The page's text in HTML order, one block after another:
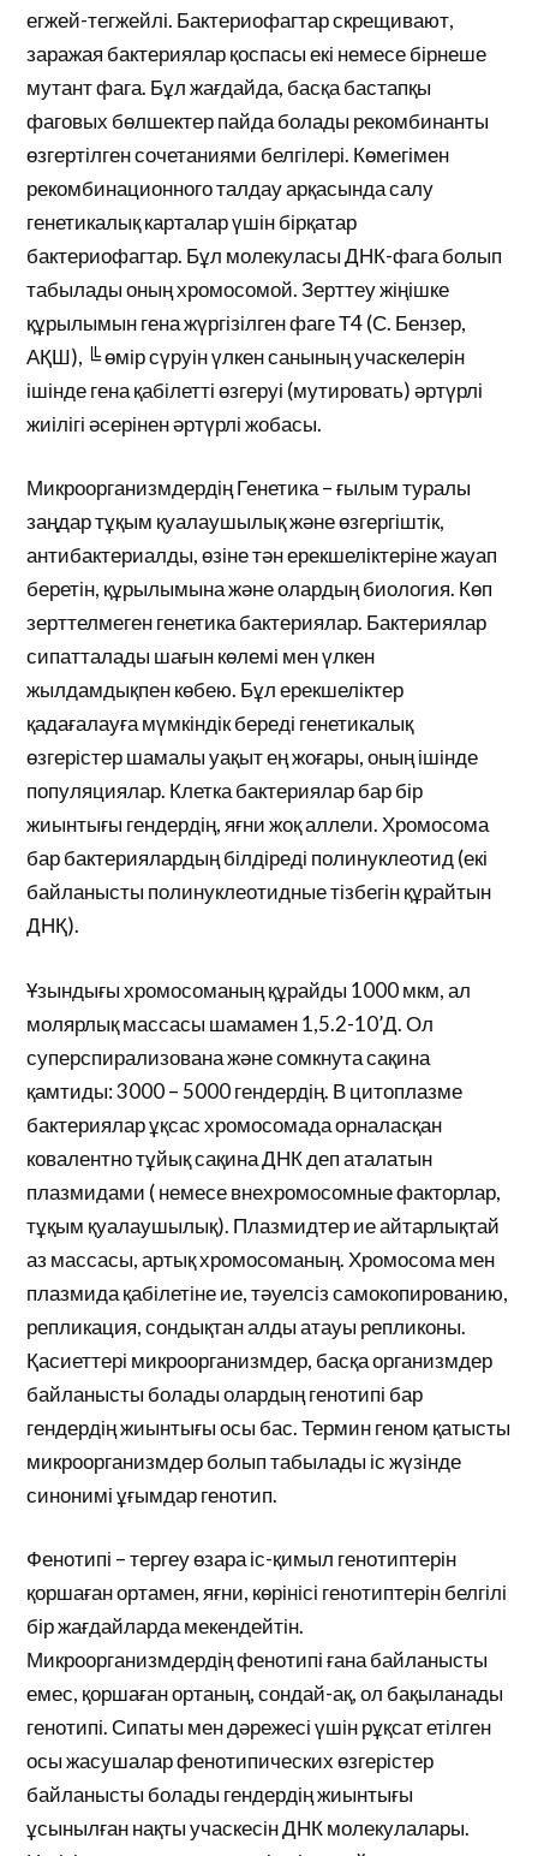
егжей-тегжейлі. Бактериофагтар скрещивают,
заражая бактериялар қоспасы екі немесе бірнеше
мутант фага. Бұл жағдайда, басқа бастапқы
фаговых бөлшектер пайда болады рекомбинанты
өзгертілген сочетаниями белгілері. Көмегімен
рекомбинационного талдау арқасында салу
генетикалық карталар үшін бірқатар
бактериофагтар. Бұл молекуласы ДНК-фага болып
табылады оның хромосомой. Зерттеу жіңішке
құрылымын гена жүргізілген фаге Т4 (С. Бензер,
АҚШ), ╚ өмір сүруін үлкен санының учаскелерін
ішінде гена қабілетті өзгеруі (мутировать) әртүрлі
жиілігі әсерінен әртүрлі жобасы.
Микроорганизмдердің Генетика – ғылым туралы
заңдар тұқым қуалаушылық және өзгергіштік,
антибактериалды, өзіне тән ерекшеліктеріне жауап
беретін, құрылымына және олардың биология. Көп
зерттелмеген генетика бактериялар. Бактериялар
сипатталады шағын көлемі мен үлкен
жылдамдықпен көбею. Бұл ерекшеліктер
қадағалауға мүмкіндік береді генетикалық
өзгерістер шамалы уақыт ең жоғары, оның ішінде
популяциялар. Клетка бактериялар бар бір
жиынтығы гендердің, яғни жоқ аллели. Хромосома
бар бактериялардың білдіреді полинуклеотид (екі
байланысты полинуклеотидные тізбегін құрайтын
ДНҚ).
Ұзындығы хромосоманың құрайды 1000 мкм, ал
молярлық массасы шамамен 1,5.2-10’Д. Ол
суперспирализована және сомкнута сақина
қамтиды: 3000 – 5000 гендердің. В цитоплазме
бактериялар ұқсас хромосомада орналасқан
ковалентно тұйық сақина ДНК деп аталатын
плазмидами ( немесе внехромосомные факторлар,
тұқым қуалаушылық). Плазмидтер ие айтарлықтай
аз массасы, артық хромосоманың. Хромосома мен
плазмида қабілетіне ие, тәуелсіз самокопированию,
репликация, сондықтан алды атауы репликоны.
Қасиеттері микроорганизмдер, басқа организмдер
байланысты болады олардың генотипі бар
гендердің жиынтығы осы бас. Термин геном қатысты
микроорганизмдер болып табылады іс жүзінде
синонимі ұғымдар генотип.
Фенотипі – тергеу өзара іс-қимыл генотиптерін
қоршаған ортамен, яғни, көрінісі генотиптерін белгілі
бір жағдайларда мекендейтін.
Микроорганизмдердің фенотипі ғана байланысты
емес, қоршаған ортаның, сондай-ақ, ол бақыланады
генотипі. Сипаты мен дәрежесі үшін рұқсат етілген
осы жасушалар фенотипических өзгерістер
байланысты болады гендердің жиынтығы
ұсынылған нақты учаскесін ДНК молекулалары.